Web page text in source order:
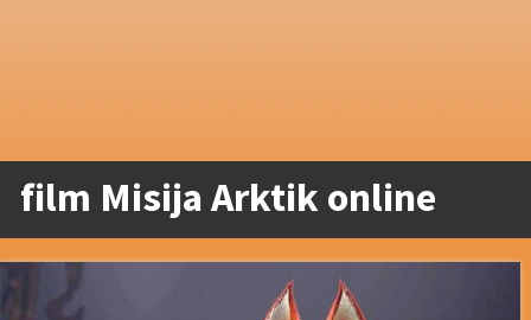
film Misija Arktik online